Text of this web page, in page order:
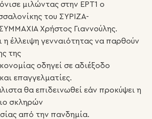
μιλώντας στην ΕΡΤ1 o
του ΣΥΡΙΖΑ-
Χρήστος Γιαννούλης.
η έλλειψη γενναιότητας να παρθούν
της
οδηγεί σε αδιέξοδο
επαγγελματίες.
θα επιδεινωθεί εάν προκύψει η
σκληρών
από την πανδημία.